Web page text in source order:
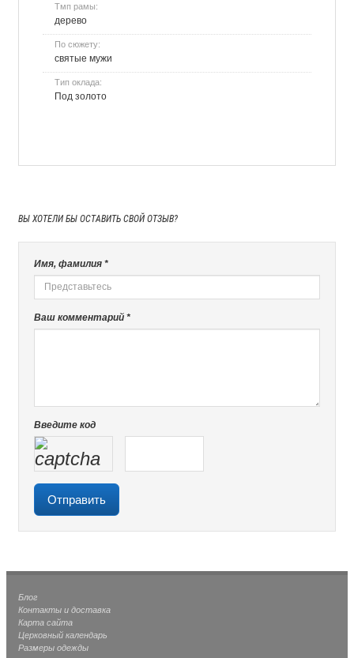
Тмп рамы:
дерево
По сюжету:
святые мужи
Тип оклада:
Под золото
ВЫ ХОТЕЛИ БЫ ОСТАВИТЬ СВОЙ ОТЗЫВ?
Имя, фамилия *
Ваш комментарий *
Введите код
Блог
Контакты и доставка
Карта сайта
Церковный календарь
Размеры одежды